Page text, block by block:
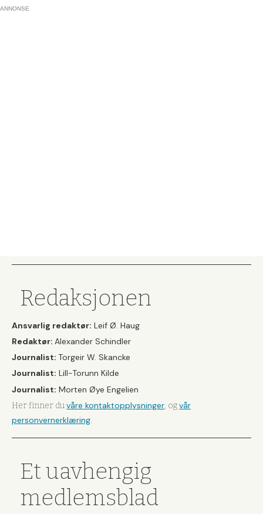
ANNONSE
Redaksjonen
Ansvarlig redaktør: Leif Ø. Haug
Redaktør: Alexander Schindler
Journalist: Torgeir W. Skancke
Journalist: Lill-Torunn Kilde
Journalist: Morten Øye Engelien
Her finner duvåre kontaktopplysninger, ogvår
personvernerklæring.
Et uavhengig
medlemsblad